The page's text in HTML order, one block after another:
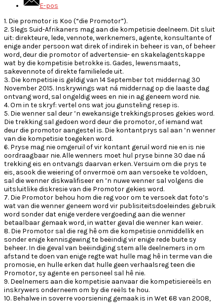
E-pos
1. Die promotor is Koo (“die Promotor”).
2. Slegs Suid-Afrikaners mag aan die kompetisie deelneem. Dit sluit
uit: direkteure, lede, vennote, werknemers, agente, konsultante of
enige ander persoon wat direk of indirek in beheer is van, of beheer
word, deur die promotor of advertensie- en skakelagentskappe
wat by die kompetisie betrokke is. Gades, lewensmaats,
sakevennote of direkte familielede uit.
3. Die kompetisie is geldig van 14 September tot middernag 30
November 2015. Inskrywings wat ná middernag op die laaste dag
ontvang word, sal ongeldig wees en nie in ag geneem word nie.
4. Om in te skryf: vertel ons wat jou gunsteling resep is.
5. Die wenner sal deur ’n ewekansige trekkingsproses gekies word.
Die trekking sal gedoen word deur die promotor, of iemand wat
deur die promotor aangestel is. Die kontantprys sal aan ’n wenner
van die kompetisie toegeken word.
6. Pryse mag nie omgeruil of vir kontant geruil word nie en is nie
oordraagbaar nie. Alle wenners moet hul pryse binne 30 dae ná
trekking eis en ontvangs daarvan erken. Versuim om die prys te
eis, asook die weiering of onvermoë om aan versoeke te voldoen,
sal die wenner diskwalifiseer en ’n nuwe wenner sal volgens die
uitsluitlike diskresie van die Promotor gekies word.
7. Die Promotor behou hom die reg voor om te versoek dat foto’s
wat van die wenner geneem word vir publisiteitsdoeleindes gebruik
word sonder dat enige verdere vergoeding aan die wenner
betaalbaar gemaak word, in watter geval die wenner kan weier.
8. Die Promotor sal die reg hê om die kompetisie onmiddellik en
sonder enige kennisgewing te beëindig vir enige rede buite sy
beheer. In die geval van beëindiging stem alle deelnemers in om
afstand te doen van enige regte wat hulle mag hê in terme van die
promosie, en hulle erken dat hulle geen verhaalsreg teen die
Promotor, sy agente en personeel sal hê nie.
9. Deelnemers aan die kompetisie aanvaar die kompetisiereëls en
inskrywers onderneem om by die reëls te hou.
10. Behalwe in soverre voorsiening gemaak is in Wet 68 van 2008,